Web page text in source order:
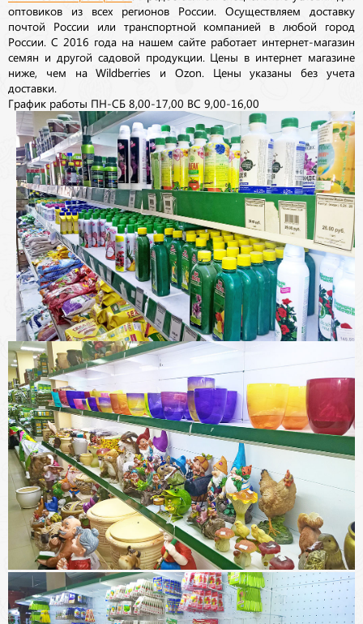
оптовиков из всех регионов России. Осуществляем доставку
почтой России или транспортной компанией в любой город
России. С 2016 года на нашем сайте работает интернет-магазин
семян и другой садовой продукции. Цены в интернет магазине
ниже, чем на Wildberries и Ozon. Цены указаны без учета
доставки.
График работы ПН-СБ 8,00-17,00 ВС 9,00-16,00